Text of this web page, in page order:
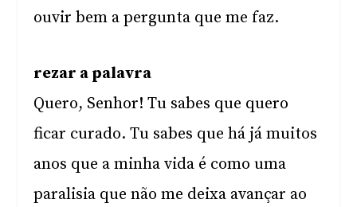
ouvir bem a pergunta que me faz.
rezar a palavra
Quero, Senhor! Tu sabes que quero
ficar curado. Tu sabes que há já muitos
anos que a minha vida é como uma
paralisia que não me deixa avançar ao